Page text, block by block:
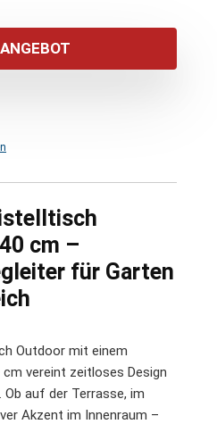
cm –
für Garten
Outdoor mit einem
vereint zeitloses Design
auf der Terrasse, im
Akzent im Innenraum –